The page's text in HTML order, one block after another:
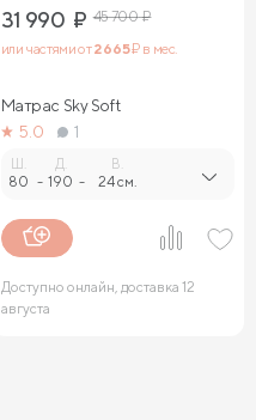
31 990 ₽ 45 700₽
или частями от2 665₽ в мес.
Матрас Sky Soft
5.0
1
Ш.
80 -
Д.
190 -
В.
24 см.
Доступно онлайн, доставка 12
августа